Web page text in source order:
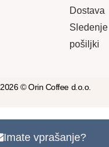
Dostava
Sledenje
pošiljki
2026 © Orin Coffee d.o.o.
Imate vprašanje?